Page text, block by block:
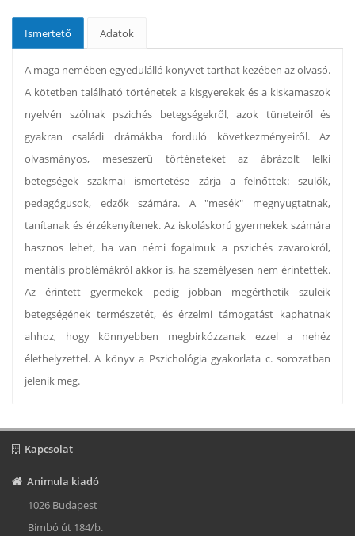
Ismertető Adatok
A maga nemében egyedülálló könyvet tarthat kezében az olvasó.
A kötetben található történetek a kisgyerekek és a kiskamaszok
nyelvén szólnak pszichés betegségekről, azok tüneteiről és
gyakran családi drámákba forduló következményeiről. Az
olvasmányos, meseszerű történeteket az ábrázolt lelki
betegségek szakmai ismertetése zárja a felnőttek: szülők,
pedagógusok, edzők számára. A "mesék" megnyugtatnak,
tanítanak és érzékenyítenek. Az iskoláskorú gyermekek számára
hasznos lehet, ha van némi fogalmuk a pszichés zavarokról,
mentális problémákról akkor is, ha személyesen nem érintettek.
Az érintett gyermekek pedig jobban megérthetik szüleik
betegségének természetét, és érzelmi támogatást kaphatnak
ahhoz, hogy könnyebben megbirkózzanak ezzel a nehéz
élethelyzettel. A könyv a Pszichológia gyakorlata c. sorozatban
jelenik meg.
Kapcsolat
Animula kiadó
1026 Budapest
Bimbó út 184/b.